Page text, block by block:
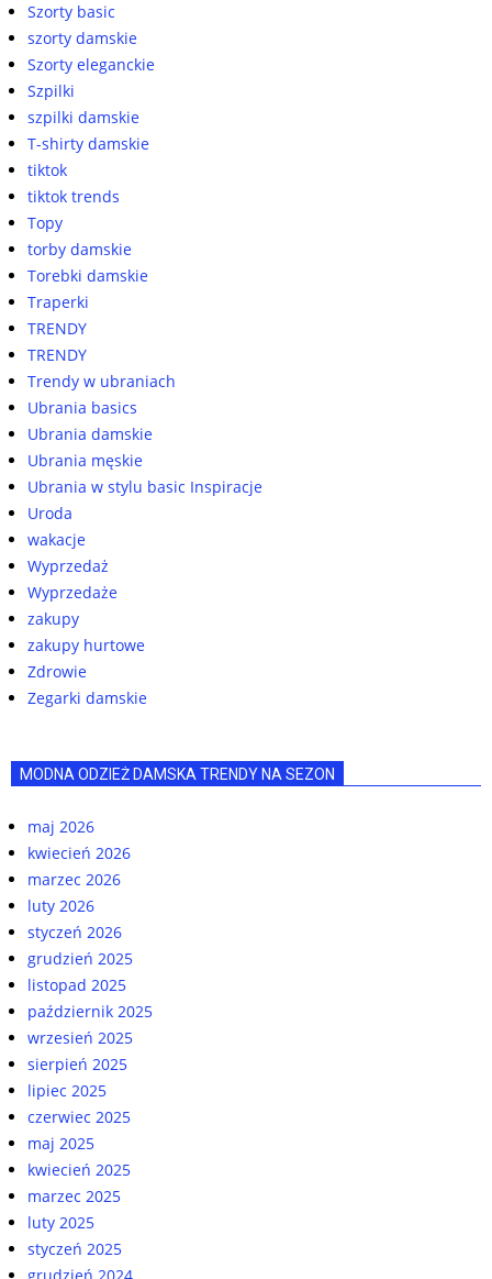
Szorty basic
szorty damskie
Szorty eleganckie
Szpilki
szpilki damskie
T-shirty damskie
tiktok
tiktok trends
Topy
torby damskie
Torebki damskie
Traperki
TRENDY
TRENDY
Trendy w ubraniach
Ubrania basics
Ubrania damskie
Ubrania męskie
Ubrania w stylu basic Inspiracje
Uroda
wakacje
Wyprzedaż
Wyprzedaże
zakupy
zakupy hurtowe
Zdrowie
Zegarki damskie
MODNA ODZIEŻ DAMSKA TRENDY NA SEZON
maj 2026
kwiecień 2026
marzec 2026
luty 2026
styczeń 2026
grudzień 2025
listopad 2025
październik 2025
wrzesień 2025
sierpień 2025
lipiec 2025
czerwiec 2025
maj 2025
kwiecień 2025
marzec 2025
luty 2025
styczeń 2025